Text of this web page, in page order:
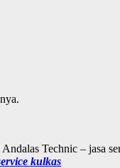
Technic – jasa
kulkas